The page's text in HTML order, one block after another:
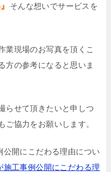
そんな想いでサービスを
業現場のお写真を頂くこ
方の参考になると思いま
らせて頂きたいと申しつ
ご協力をお願いします。
開にこだわる理由につい
施工事例公開にこだわる理